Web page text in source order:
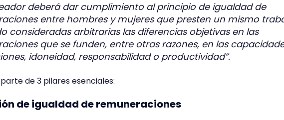
deberá dar cumplimiento al principio de igualdad de
entre hombres y mujeres que presten un mismo
consideradas arbitrarias las diferencias objetivas en las
que se funden, entre otras razones, en las
idoneidad, responsabilidad o productividad”.
de 3 pilares esenciales:
de igualdad de remuneraciones